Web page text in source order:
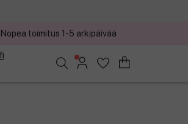
toimitus 1-5 arkipäivää
25.482 tuotteen joukosta..